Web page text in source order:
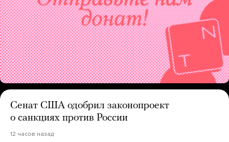
Сенат США одобрил законопроект
о санкциях против России
12 часов назад